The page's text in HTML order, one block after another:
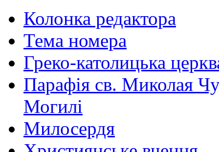
Колонка редактора
Тема номера
Греко-католицька
Парафія св. Миколая
Могилі
Милосердя